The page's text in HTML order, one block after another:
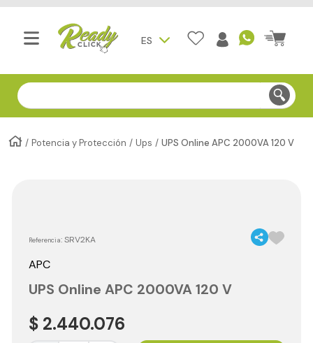
ES
Compra segura - Entregas en Bogotá en menos de 3
Potencia y Protección Ups UPS Online APC 2000VA 120 V
Referencia:SRV2KA
APC
UPS Online APC 2000VA 120 V
$ 2.440.076